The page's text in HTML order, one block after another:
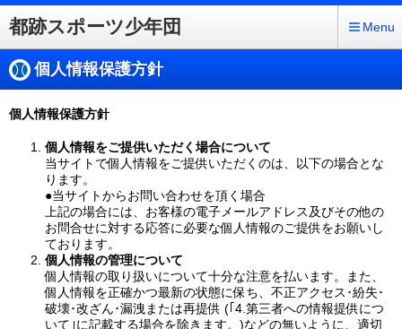
都跡スポーツ少年団 Menu
個人情報保護方針
個人情報保護方針
個人情報をご提供いただく場合について
当サイトで個人情報をご提供いただくのは、以下の場合とな
ります。
●当サイトからお問い合わせを頂く場合
上記の場合には、お客様の電子メールアドレス及びその他の
お問合せに対する応答に必要な個人情報のご提供をお願いし
ております。
個人情報の管理について
個人情報の取り扱いについて十分な注意を払います。また、
個人情報を正確かつ最新の状態に保ち、不正アクセス･紛失･
破壊･改ざん･漏洩または再提供 (｢4.第三者への情報提供につ
いて｣に記載する場合を除きます。)などの無いように、適切